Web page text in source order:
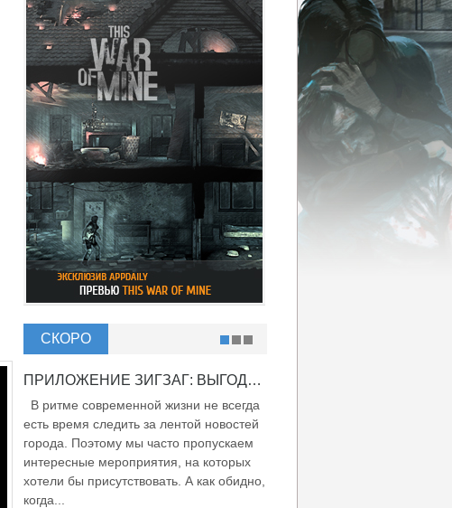
СКОРО
ПРИЛОЖЕНИЕ ЗИГЗАГ: ВЫГОДНО ВДВОЙНЕ!
В ритме современной жизни не всегда
есть время следить за лентой новостей
города. Поэтому мы часто пропускаем
интересные мероприятия, на которых
хотели бы присутствовать. А как обидно,
когда...